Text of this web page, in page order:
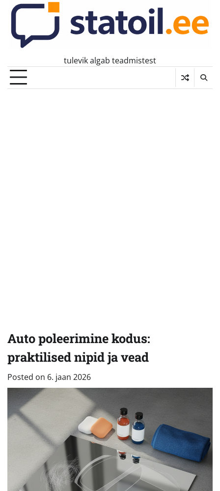
Skip
content
tulevik algab teadmistest
Auto poleerimine kodus:
praktilised nipid ja vead
Posted on 6. jaan 2026